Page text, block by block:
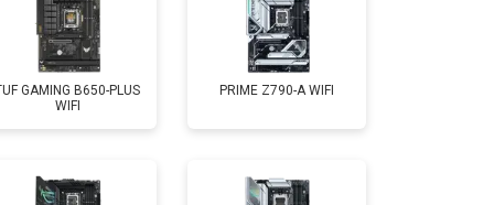
GAMING B650-PLUS
WIFI
PRIME Z790-A WIFI